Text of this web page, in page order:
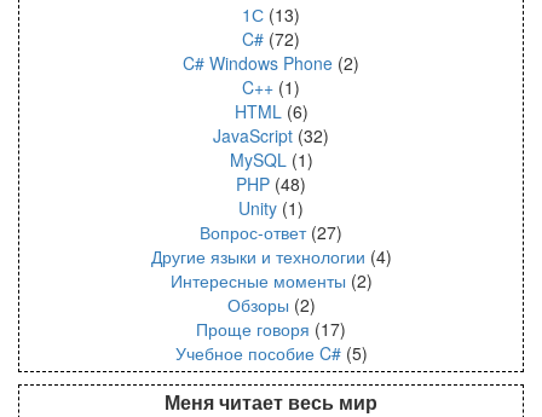
1С (13)
C# (72)
C# Windows Phone (2)
C++ (1)
HTML (6)
JavaScript (32)
MySQL (1)
PHP (48)
Unity (1)
Вопрос-ответ(27)
Другие языки и технологии (4)
Интересные моменты (2)
Обзоры (2)
Проще говоря (17)
Учебное пособие C#(5)
Меня читает весь мир